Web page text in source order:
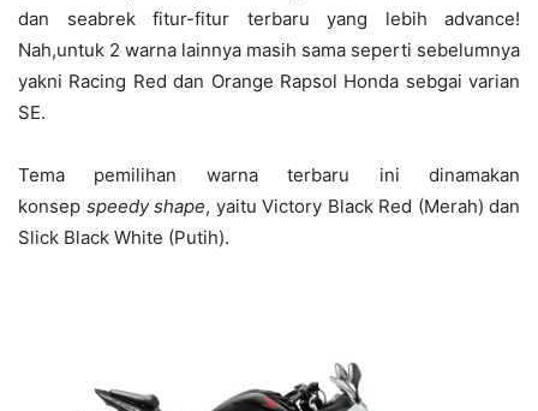
dan seabrek fitur-fitur terbaru yang lebih advance!
Nah,untuk 2 warna lainnya masih sama seperti sebelumnya
yakni Racing Red dan Orange Rapsol Honda sebgai varian
SE.
Tema pemilihan warna terbaru ini dinamakan
konsep speedy shape, yaitu Victory Black Red (Merah) dan
Slick Black White (Putih).